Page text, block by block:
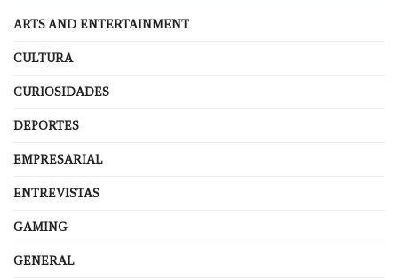
ARTS AND ENTERTAINMENT
CULTURA
CURIOSIDADES
DEPORTES
EMPRESARIAL
ENTREVISTAS
GAMING
GENERAL